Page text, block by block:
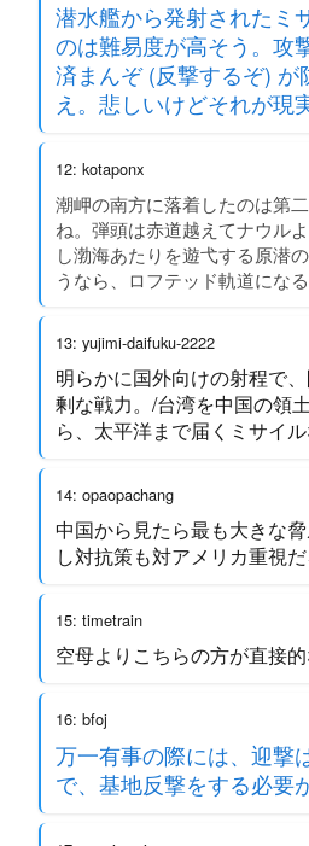
潜水艦から発射されたミ
のは難易度が高そう。攻
済まんぞ (反撃するぞ) が
え。悲しいけどそれが現
12: kotaponx
潮岬の南方に落着したのは第
ね。弾頭は赤道越えてナウル
し渤海あたりを遊弋する原潜
うなら、ロフテッド軌道にな
13: yujimi-daifuku-2222
明らかに国外向けの射程で
剰な戦力。/台湾を中国の領
ら、太平洋まで届くミサイル
14: opaopachang
中国から見たら最も大きな
し対抗策も対アメリカ重視だ
15: timetrain
空母よりこちらの方が直接
16: bfoj
万一有事の際には、迎撃
で、基地反撃をする必要